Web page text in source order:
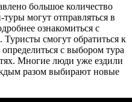
большое количество
могут отправляться в
ознакомиться с
смогут обратиться к
с выбором тура
Многие люди уже ездили
разом выбирают новые